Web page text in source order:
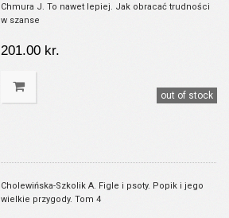
Chmura J. To nawet lepiej. Jak obracać trudności
w szanse
201.00 kr.
out of stock
Cholewińska-Szkolik A. Figle i psoty. Popik i jego
wielkie przygody. Tom 4